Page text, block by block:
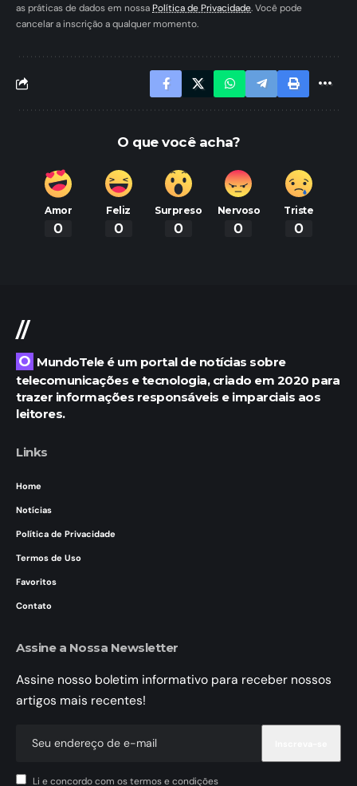
as práticas de dados em nossaPolítica de Privacidade. Você pode
cancelar a inscrição a qualquer momento.
O que você acha?
Amor
0
Feliz
0
Surpreso
0
Nervoso
0
Triste
0
//
O MundoTele é um portal de notícias sobre
telecomunicações e tecnologia, criado em 2020 para
trazer informações responsáveis e imparciais aos
leitores.
Links
Home
Notícias
Política de Privacidade
Termos de Uso
Favoritos
Contato
Assine a Nossa Newsletter
Assine nosso boletim informativo para receber nossos
artigos mais recentes!
Li e concordo com os termos e condições